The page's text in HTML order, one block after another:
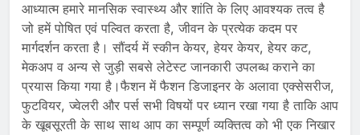
आध्यात्म हमारे मानसिक स्वास्थ्य और शांति के लिए आवश्यक तत्व है
जो हमें पोषित एवं पल्वित करता है, जीवन के प्रत्येक कदम पर
मार्गदर्शन करता है। सौंदर्य में स्कीन केयर, हेयर केयर, हेयर कट,
मेकअप व अन्य से जुड़ी सबसे लेटेस्ट जानकारी उपलब्ध कराने का
प्रयास किया गया है।फैशन में फैशन डिजाइनर के अलावा एक्सेसरीज,
फुटवियर, ज्वेलरी और पर्स सभी विषयों पर ध्यान रखा गया है ताकि आप
के खूबसूरती के साथ साथ आप का सम्पूर्ण व्यक्तित्व को भी एक निखार